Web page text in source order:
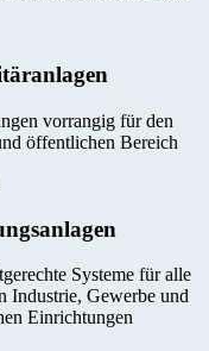
vorrangig für den
öffentlichen Bereich
Systeme für alle
Industrie, Gewerbe und
Einrichtungen